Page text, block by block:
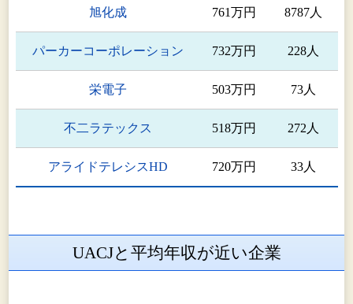
株式会社UACJ製箔
業 箔事業
UACJ Foil Malaysia Sdn. Bhd. 同上
株式会社日金 同上
UACJ Foundry & Forging
同上
旭化成 761万円 8787人
パーカーコーポレーション 732万円 228人
栄電子 503万円 73人
不二ラテックス 518万円 272人
アライドテレシスHD 720万円 33人
UACJと平均年収が近い企業